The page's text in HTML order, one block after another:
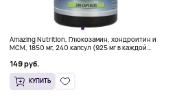
Amazing Nutrition, Глюкозамин, хондроитин и
МСМ, 1850 мг, 240 капсул (925 мг в каждой
149 руб.
КУПИТЬ